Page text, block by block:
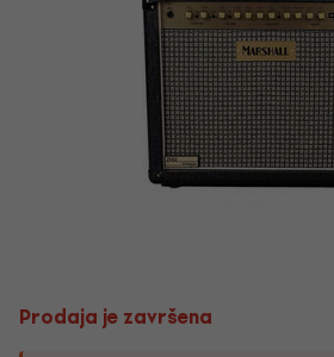
Prodaja je završena